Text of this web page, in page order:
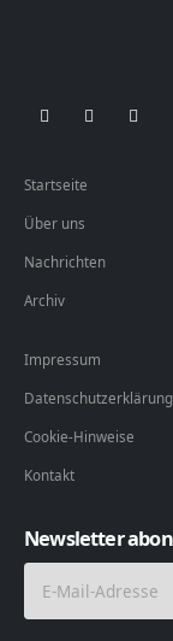
Startseite
Über uns
Nachrichten
Archiv
Impressum
Datenschutzerklärung
Cookie-Hinweise
Kontakt
Newsletter